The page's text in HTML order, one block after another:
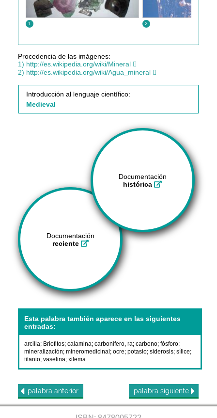
1 2
Procedencia de las imágenes:
1) http://es.wikipedia.org/wiki/Mineral
2) http://es.wikipedia.org/wiki/Agua_mineral
Introducción al lenguaje científico:
Medieval
Documentación
histórica
Documentación
reciente
Esta palabra también aparece en las siguientes
entradas:
arcilla; Briofitos;calamina;carbonífero, ra;carbono;fósforo;
mineralización;mineromedicinal ;ocre;potasio;siderosis;sílice;
titanio;vaselina;xilema
palabra anterior palabra siguiente